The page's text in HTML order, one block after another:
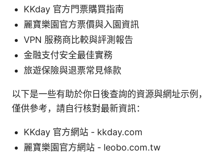
KKday 官方門票購買指南
麗寶樂園官方票價與入園資訊
VPN 服務商比較與評測報告
金融支付安全最佳實務
旅遊保險與退票常見條款
以下是一些有助於你日後查詢的資源與網址示例，
僅供參考，請自行核對最新資訊：
KKday 官方網站 - kkday.com
麗寶樂園官方網站 - leobo.com.tw